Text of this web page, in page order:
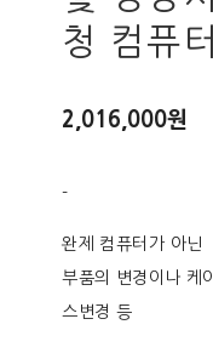
청 컴퓨터
2,016,000원
-
완제 컴퓨터가 아닌
부품의 변경이나 케이
스변경 등